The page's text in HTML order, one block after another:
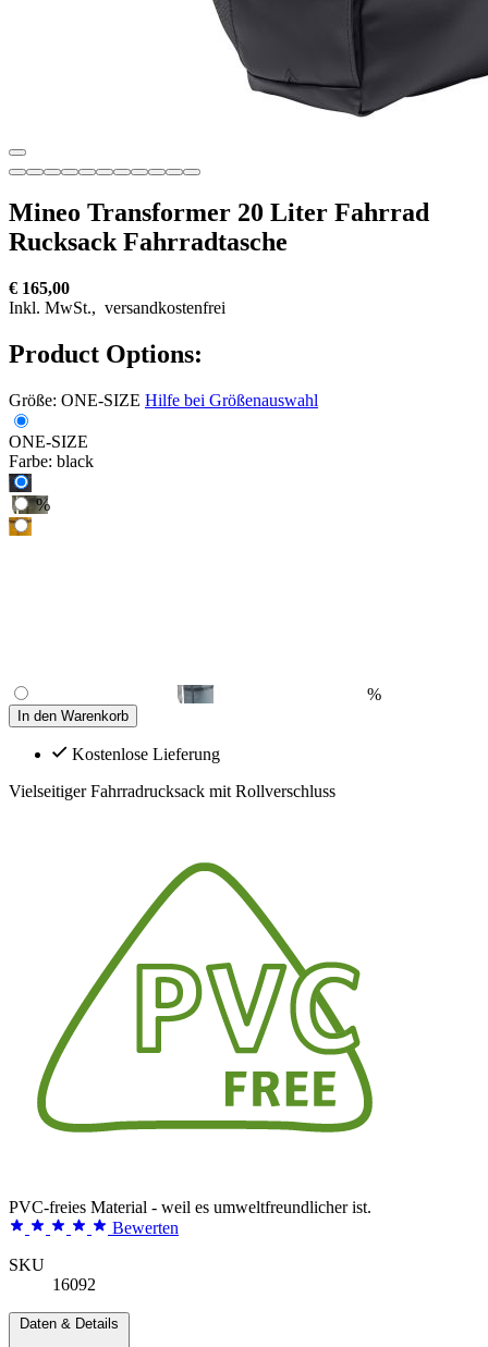
Mineo Transformer 20 Liter Fahrrad
Rucksack Fahrradtasche
€ 165,00
Inkl. MwSt., versandkostenfrei
Product Options:
Größe: ONE-SIZE Hilfe bei Größenauswahl
ONE-SIZE
Farbe: black
%
%
In den Warenkorb
Kostenlose Lieferung
Vielseitiger Fahrradrucksack mit Rollverschluss
PVC-freies Material - weil es umweltfreundlicher ist.
Bewerten
SKU
16092
Daten & Details